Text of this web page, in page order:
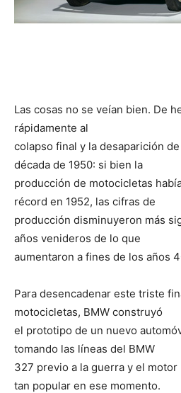
Las cosas no se veían bien. De
rápidamente al
colapso final y la desaparición
década de 1950: si bien la
producción de motocicletas
récord en 1952, las cifras de
producción disminuyeron más
años venideros de lo que
aumentaron a fines de los años
Para desencadenar este triste
motocicletas, BMW construyó
el prototipo de un nuevo
tomando las líneas del BMW
327 previo a la guerra y el
tan popular en ese momento.